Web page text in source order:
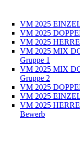
VM 2025
VM 2025
VM 2025
VM 2025 MIX
Gruppe 1
VM 2025 MIX
Gruppe 2
VM 2025
VM 2025
VM 2025
Bewerb